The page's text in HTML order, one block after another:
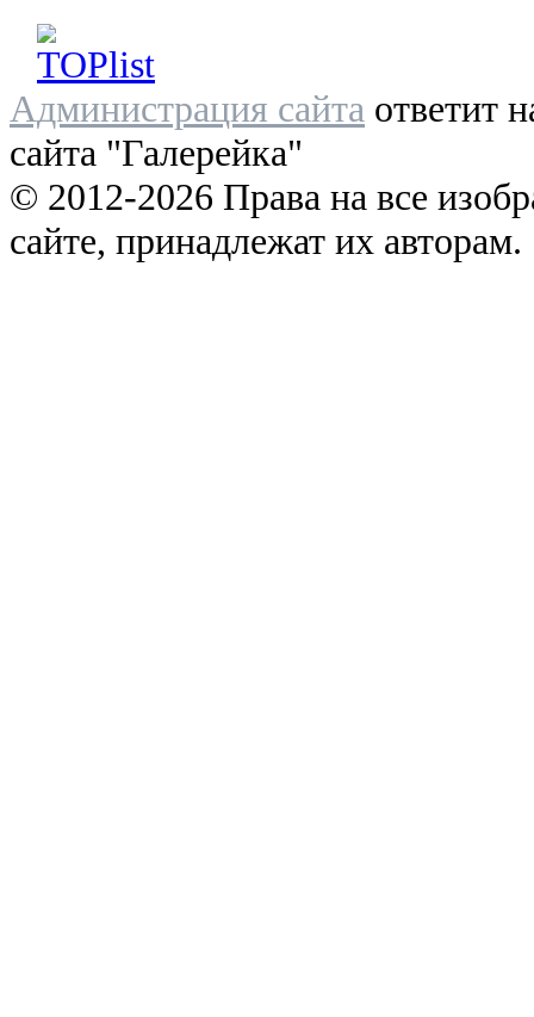
Администрация сайта ответит
сайта "Галерейка"
© 2012-2026 Права на все
сайте, принадлежат их авторам.